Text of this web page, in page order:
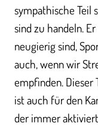
sympathische Teil
sind zu handeln.
neugierig sind,
auch, wenn wir
empfinden. Dieser
ist auch für den
der immer